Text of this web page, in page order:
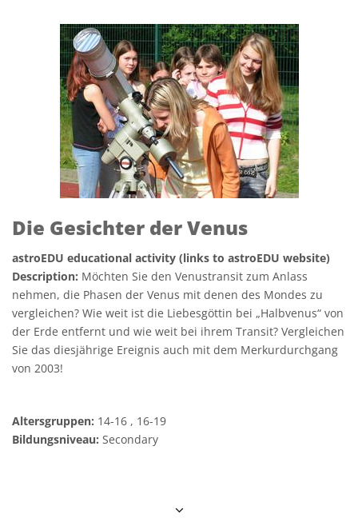
Die Gesichter der Venus
astroEDU educational activity (links to astroEDU website)
Description: Möchten Sie den Venustransit zum Anlass
nehmen, die Phasen der Venus mit denen des Mondes zu
vergleichen? Wie weit ist die Liebesgöttin bei „Halbvenus“ von
der Erde entfernt und wie weit bei ihrem Transit? Vergleichen
Sie das diesjährige Ereignis auch mit dem Merkurdurchgang
von 2003!
Altersgruppen: 14-16 , 16-19
Bildungsniveau: Secondary